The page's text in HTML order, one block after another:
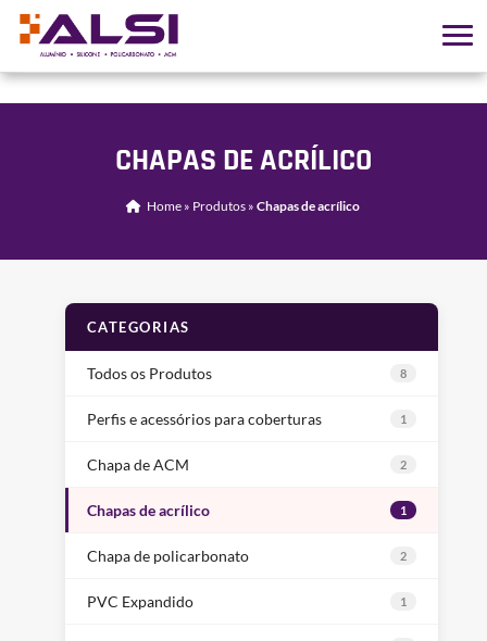
CHAPAS DE ACRÍLICO
Home » Produtos »Chapas de acrílico
CATEGORIAS
Todos os Produtos 8
Perfis e acessórios para coberturas 1
Chapa de ACM 2
Chapas de acrílico 1
Chapa de policarbonato 2
PVC Expandido 1